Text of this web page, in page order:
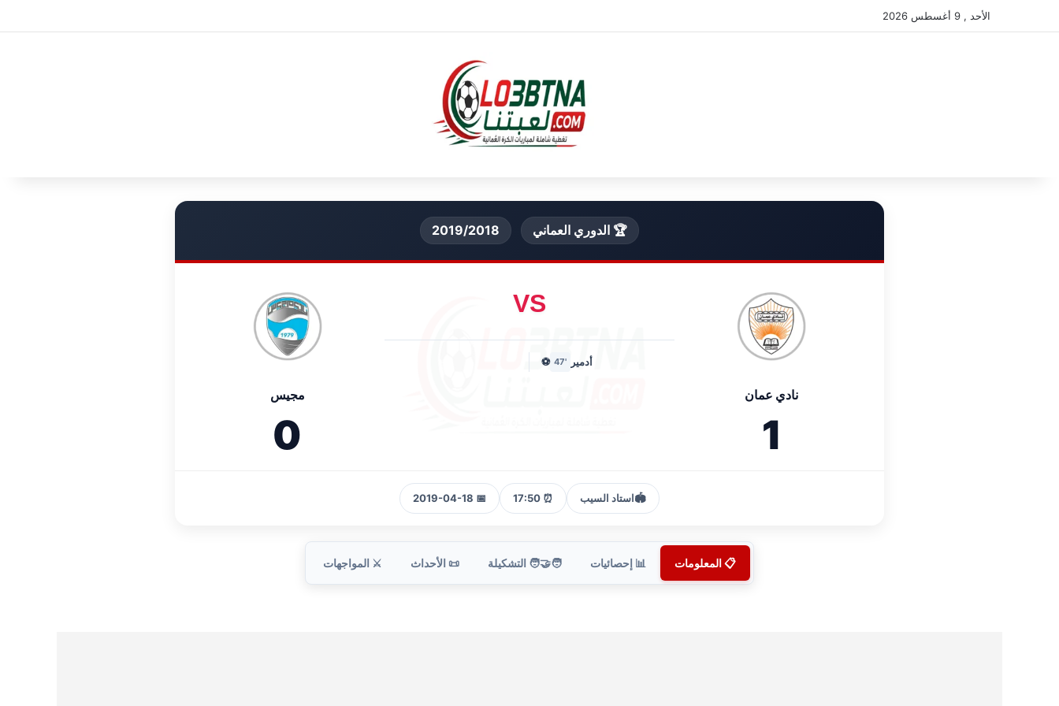
الأحد , 9 أغسطس 2026
🏆 الدوري العماني 2019/2018
نادي عمان
1
VS
أدمير '47
⚽
مجيس
0
🏟️استاد السيب ⏰ 17:50
📅 2019-04-18
📋 المعلومات 📊 إحصائيات 🧑‍🤝‍🧑 التشكيلة 📜 الأحداث ⚔️ المواجهات